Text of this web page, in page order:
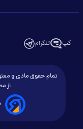
گپ تلگرام
تمام حقوق مادی و
از